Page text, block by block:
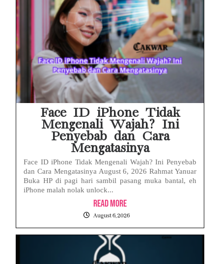
Face ID iPhone Tidak
Mengenali Wajah? Ini
Penyebab dan Cara
Mengatasinya
Face ID iPhone Tidak Mengenali Wajah? Ini Penyebab
dan Cara Mengatasinya August 6, 2026 Rahmat Yanuar
Buka HP di pagi hari sambil pasang muka bantal, eh
iPhone malah nolak unlock...
Read More
August 6, 2026